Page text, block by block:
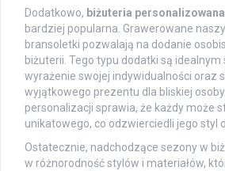
Dodatkowo, biżuteria personalizowana
bardziej popularna. Grawerowane
bransoletki pozwalają na dodanie
biżuterii. Tego typu dodatki są idealnym
wyrażenie swojej indywidualności oraz
wyjątkowego prezentu dla bliskiej
personalizacji sprawia, że każdy może
unikatowego, co odzwierciedli jego styl
Ostatecznie, nadchodzące sezony w
w różnorodność stylów i materiałów,